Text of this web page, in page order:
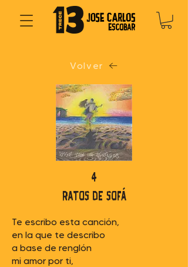
Volver
4
ratos de sofá
Te escribo esta canción,
en la que te describo
a base de renglón
mi amor por ti,